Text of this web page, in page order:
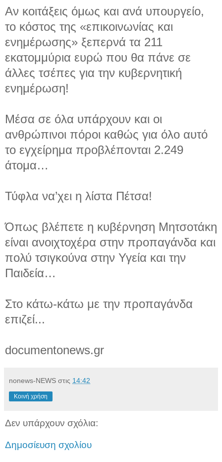
Αν κοιτάξεις όμως και ανά υπουργείο,
το κόστος της «επικοινωνίας και
ενημέρωσης» ξεπερνά τα 211
εκατομμύρια ευρώ που θα πάνε σε
άλλες τσέπες για την κυβερνητική
ενημέρωση!
Μέσα σε όλα υπάρχουν και οι
ανθρώπινοι πόροι καθώς για όλο αυτό
το εγχείρημα προβλέπονται 2.249
άτομα…
Τύφλα να’χει η λίστα Πέτσα!
Όπως βλέπετε η κυβέρνηση Μητσοτάκη
είναι ανοιχτοχέρα στην προπαγάνδα και
πολύ τσιγκούνα στην Υγεία και την
Παιδεία…
Στο κάτω-κάτω με την προπαγάνδα
επιζεί...
documentonews.gr
nonews-NEWS στις 14:42
Κοινή χρήση
Δεν υπάρχουν σχόλια:
Δημοσίευση σχολίου